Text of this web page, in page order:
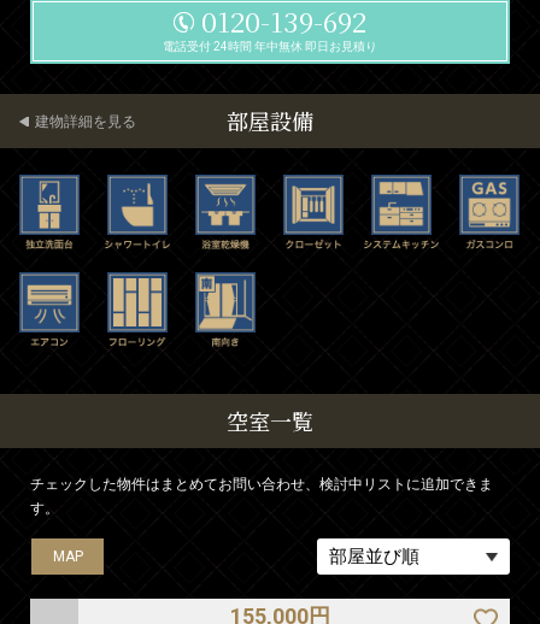
0120-139-692
電話受付 24時間 年中無休 即日お見積り
部屋設備
建物詳細を見る
空室一覧
チェックした物件はまとめてお問い合わせ、検討中リストに追加できま
す。
MAP
155,000円
MAP